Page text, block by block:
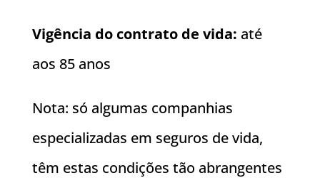
Vigência do contrato de vida: até
aos 85 anos
Nota: só algumas companhias
especializadas em seguros de vida,
têm estas condições tão abrangentes